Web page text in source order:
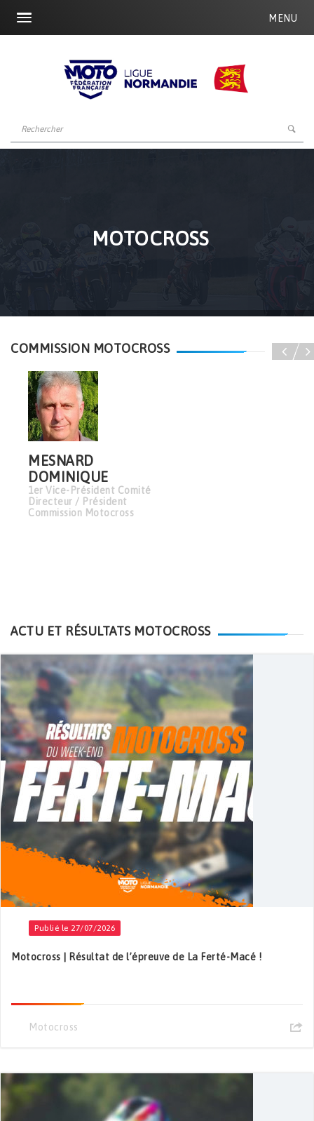
MENU
MOTOCROSS
COMMISSION MOTOCROSS
MESNARD
DOMINIQUE
1er Vice-Président Comité
Directeur / Président
Commission Motocross
ACTU ET RÉSULTATS MOTOCROSS
Publié le 27/07/2026
Motocross | Résultat de l’épreuve de La Ferté-Macé !
Motocross